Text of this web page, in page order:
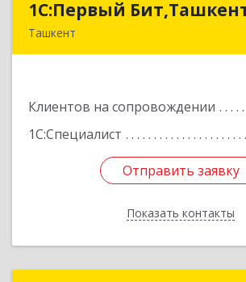
1C:Первый
Ташкент
Клиентов на сопровождении
1С:Специалист
Отправить заявку
Показать контакты
1C:Первый
Отправить заявку
Назад